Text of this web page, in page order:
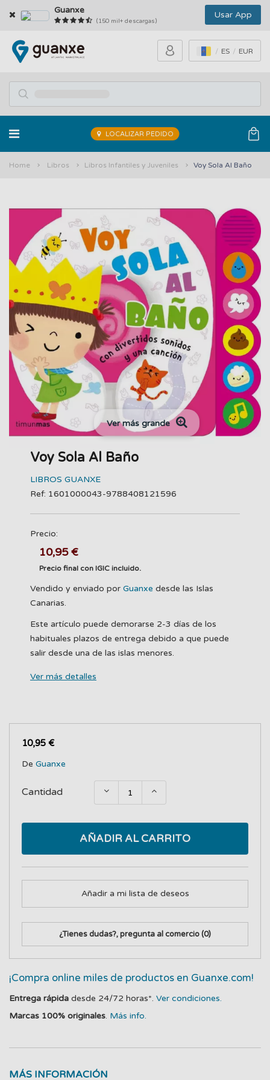
Guanxe
(150 mil+ descargas)
Usar App
ES EUR
LOCALIZAR PEDIDO
Home Libros Libros Infantiles y Juveniles Voy Sola Al Baño
Ver más grande
Voy Sola Al Baño
LIBROS GUANXE
Ref: 1601000043-9788408121596
Precio:
10,95 €
Precio final con IGIC incluido.
Vendido y enviado por Guanxe desde las Islas
Canarias.
Este artículo puede demorarse 2-3 días de los
habituales plazos de entrega debido a que puede
salir desde una de las islas menores.
Ver más detalles
10,95 €
De Guanxe
Cantidad
AÑADIR AL CARRITO
Añadir a mi lista de deseos
¿Tienes dudas?, pregunta al comercio(0)
¡Compra online miles de productos en Guanxe.com!
Entrega rápida desde 24/72 horas*. Ver condiciones.
Marcas 100% originales. Más info.
MÁS INFORMACIÓN